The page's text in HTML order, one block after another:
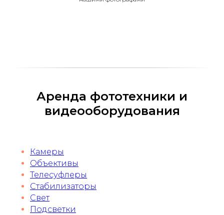
Аренда фототехники и
видеооборудования
Камеры
Объективы
Телесуфлеры
Стабилизаторы
Свет
Подсветки